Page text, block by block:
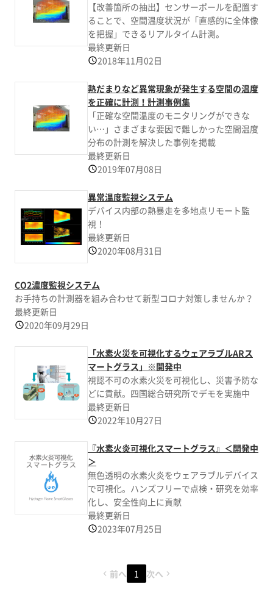
【改善箇所の抽出】センサーポールを配置す
ることで、空間温度状況が「直感的に全体像
を把握」できるリアルタイム計測。
最終更新日
2018年11月02日
熱だまりなど異常現象が発生する空間の温度
を正確に計測！計測事例集
「正確な空間温度のモニタリングができな
い…」さまざまな要因で難しかった空間温度
分布の計測を解決した事例を掲載
最終更新日
2019年07月08日
異常温度監視システム
デバイス内部の熱暴走を多地点リモート監
視！
最終更新日
2020年08月31日
CO2濃度監視システム
お手持ちの計測器を組み合わせて新型コロナ対策しませんか？
最終更新日
2020年09月29日
「水素火災を可視化するウェアラブルARス
マートグラス」※開発中
視認不可の水素火災を可視化し、災害予防な
どに貢献。四国総合研究所でデモを実施中
最終更新日
2022年10月27日
『水素火炎可視化スマートグラス』＜開発中
＞
無色透明の水素火炎をウェアラブルデバイス
で可視化。ハンズフリーで点検・研究を効率
化し、安全性向上に貢献
最終更新日
2023年07月25日
前へ 1 次へ